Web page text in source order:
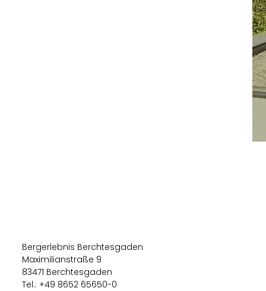
Bergerlebnis Berchtesgaden
Maximilianstraße 9
83471 Berchtesgaden
Tel.: +49 8652 65650-0